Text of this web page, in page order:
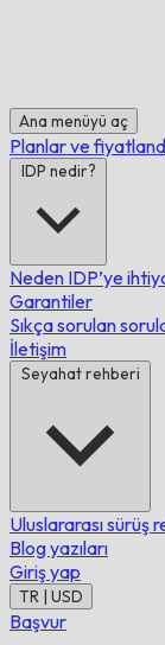
Ana menüyü aç
Planlar ve
IDP nedir?
Neden IDP’ye
Garantiler
Sıkça sorulan
İletişim
Seyahat rehberi
Uluslararası sürüş
Blog yazıları
Giriş yap
TR | USD
Başvur